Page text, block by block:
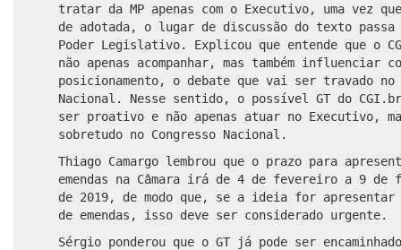
tratar da MP apenas com o Executivo, uma vez
de adotada, o lugar de discussão do texto
Poder Legislativo. Explicou que entende que o
não apenas acompanhar, mas também influenciar
posicionamento, o debate que vai ser travado no
Nacional. Nesse sentido, o possível GT do
ser proativo e não apenas atuar no Executivo,
sobretudo no Congresso Nacional.
Thiago Camargo lembrou que o prazo para
emendas na Câmara irá de 4 de fevereiro a 9 de
de 2019, de modo que, se a ideia for apresentar
de emendas, isso deve ser considerado urgente.
Sérgio ponderou que o GT já pode ser